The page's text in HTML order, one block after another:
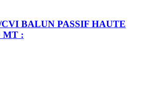
BALUN PASSIF HAUTE
MT :